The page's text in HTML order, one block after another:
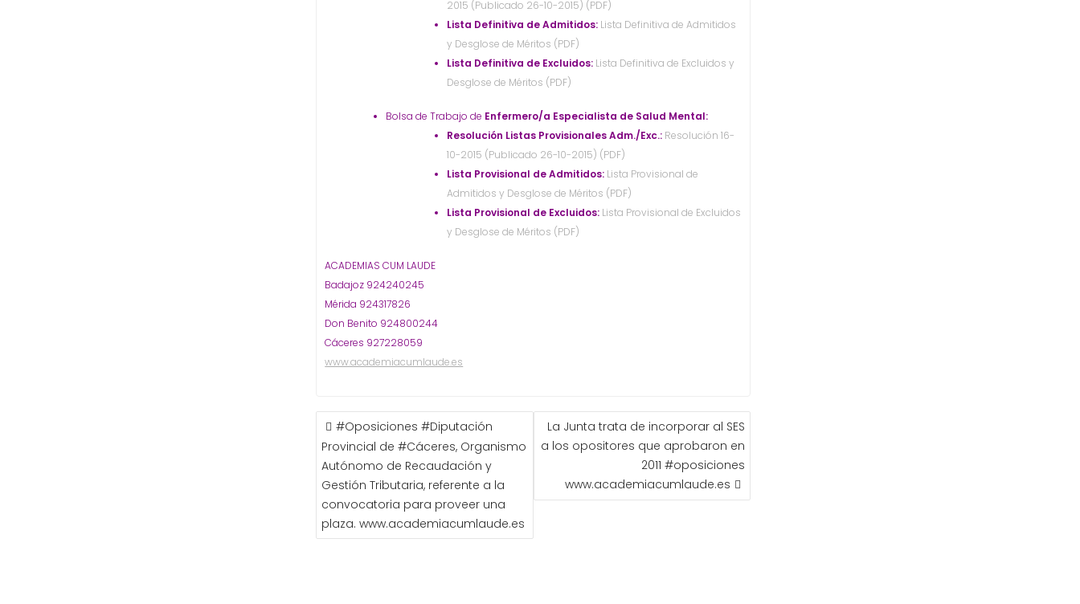
2015 (Publicado 26-10-2015) (PDF)
Lista Definitiva de Admitidos: Lista Definitiva de Admitidos
y Desglose de Méritos (PDF)
Lista Definitiva de Excluidos: Lista Definitiva de Excluidos y
Desglose de Méritos (PDF)
Bolsa de Trabajo de Enfermero/a Especialista de Salud Mental:
Resolución Listas Provisionales Adm./Exc.: Resolución 16-
10-2015 (Publicado 26-10-2015) (PDF)
Lista Provisional de Admitidos: Lista Provisional de
Admitidos y Desglose de Méritos (PDF)
Lista Provisional de Excluidos: Lista Provisional de Excluidos
y Desglose de Méritos (PDF)
ACADEMIAS CUM LAUDE
Badajoz 924240245
Mérida 924317826
Don Benito 924800244
Cáceres 927228059
www.academiacumlaude.es
NAVEGACIÓN
DE
ENTRADAS
#Oposiciones #Diputación
Provincial de #Cáceres, Organismo
Autónomo de Recaudación y
Gestión Tributaria, referente a la
convocatoria para proveer una
plaza. www.academiacumlaude.es
La Junta trata de incorporar al SES
a los opositores que aprobaron en
2011 #oposiciones
www.academiacumlaude.es